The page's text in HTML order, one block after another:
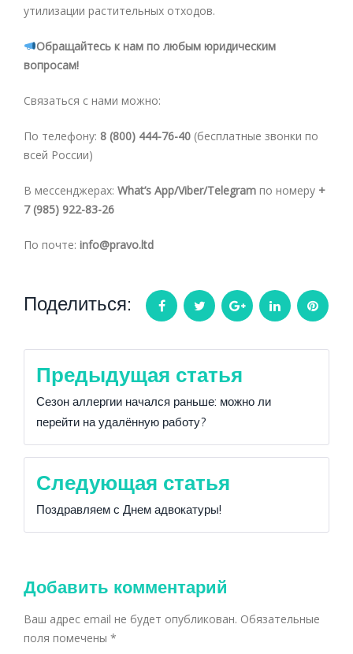
утилизации растительных отходов.
Обращайтесь к нам по любым юридическим
вопросам!
Связаться с нами можно:
По телефону: 8 (800) 444-76-40 (бесплатные звонки по
всей России)
В мессенджерах: What’s App/Viber/Telegram по номеру +
7 (985) 922-83-26
По почте: info@pravo.ltd
Поделиться: Facebook Twitter Google+ LinkedIn
Навигация
по
записям
Предыдущая статья
Сезон аллергии начался раньше: можно ли
перейти на удалённую работу?
Следующая статья
Поздравляем с Днем адвокатуры!
Добавить комментарий
Ваш адрес email не будет опубликован. Обязательные
поля помечены *